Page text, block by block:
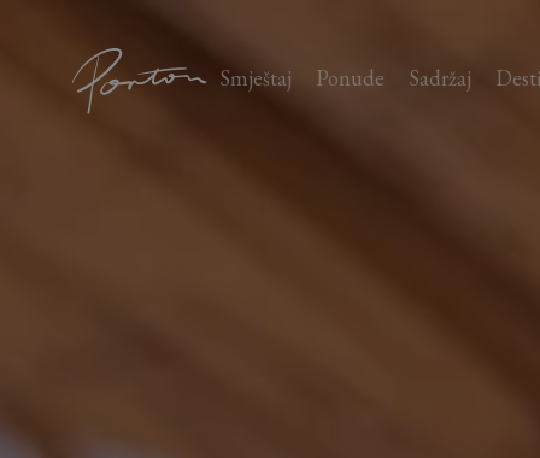
Porton
Smještaj Ponude Sadržaj